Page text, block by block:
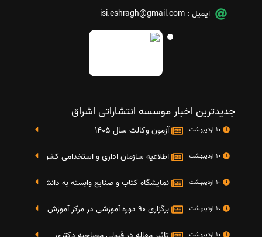
ایمیل : isi.eshragh@gmail.com
جدیدترین اخبار موسسه انتشاراتی اشراق
آزمون وکالت سال 1405
اطلاعیه سازمان اداری و استخدامی کشور در خصوص
نمایشگاه کتاب و صنایع وابسته به دانشگاه صنعتی شریف 4 الی 8 مهر
برگزاری 90 دوره آموزشی در مرکز آموزش فرهنگی دانشگاه علامه